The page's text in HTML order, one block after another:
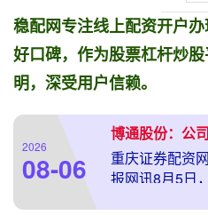
稳配网专注线上配资开户
好口碑，作为股票杠杆炒
明，深受用户信赖。
2026
08-06
博通股份：公
重庆证券配资
报网讯8月5日